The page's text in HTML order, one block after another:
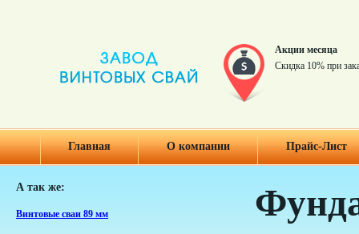
Акции месяца
Скидка 10% при
Главная О компании Прайс-Лист
А так же:
Винтовые сваи 89 мм